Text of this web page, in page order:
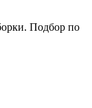
Подбор по